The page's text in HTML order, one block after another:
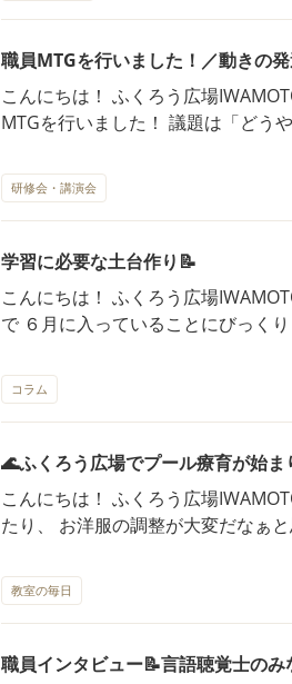
っすら見えてますが……） 制作途中が楽しめるのは６月中だけ！ ぜひ教室
へいらした際は見ていってくだ
て今日のコラムは「学習の土台作
ついて触れようと思います。 そもそも「原始反射」とはなんでしょうか。
試しにネット辞書で「原始反射」
ている反射。刺激に対して赤ちゃ
こす動きをいいます。モロー反射
す。】-妊娠・子育て用語辞典 とあります 原始反射は辞書に掲
伴って消失していきますが 現代で
しまっている、 そんなお子さんが多く
原始反射を消失（統合するとも言い
券」🎫です！ 回数券を使い切る＝原始反射が統合した、ということになり
ます。 原始反射が残存してしまっているお子さんは まだこの回数券を使
いきれていません。 そのため、回数券を使わせてあげるような 遊びをし
てあげることが重要になります！ 例えば、原始反射の中に「把握反射」と
いうものがあります。 これは手の
手が閉じる反射のことです。 この反射が残っているお子さんは、 筆圧が
極端に強い、または弱いなど 字を書く
て何かを作ったり、 手のひらに絵
とも可能です！ 館野教室では、芸術に詳しいかいた先生発案の 楽しいア
職員MTGを行いました！／動きの
こんにちは！ ふくろう広場IWAMOTOの大場です！
MTGを行いました！ 議題は「どう
らしさ、館野教室の良さを みなさ
🧐 それについて改めて認識を深めました✨ 館野教室OPENまで１ヶ月を切
り 職員にとってもいろいろなこと
😊 ──────────────────── さて
ていただいた 「動きの発達」のその詳細になり
っておくと、 ・「動きの発達」に
的に進む ・それによって、より複
側」のうち 「脊椎」についてお話しします！ ◼︎「脊椎
「脊椎運動」とは「背中や腰を意識した
「背中・腰」が入っていない方がいらっしゃ
や腰が入る」とはどういったことを言うのでし
乗る動作を考えてみましょう。 ハ
う手順を踏むことで ゆったりとし
意識中に「背中・腰」がない方は
ろうとしたり、頭から乗ろうとし
なっかしいのだとか🧐 また背中を使う運動が苦手なため、例えば バラン
研修会・講演会
学習に必要な土台作り📝
こんにちは！ ふくろう広場IWAMOTOの大場です！
で ６月に入っていることにびっくりしています😳 館
月を切りましたね！ みなさんと一
待ちにしております☺️
テーマは「学習に必要な土台」です！ 今回のブログのトップに飾られて
るイラスト、 右手にお箸を持って
ぐに座っている子どものイラストですね💭 このイラストに書
態を保つこと。 これが「学習に必
しています✨ 詳しく説明させていただきます！ まず、このイラストの状
態を保つということには 次の３つの
体の中心を把握している ②身体の
動きが統合している 人間の脳は左右それぞれが反対にある身体を制御して
います。 左半身を右脳が、右半身
きちんと機能している ②左右の脳が
コラム
🌊ふくろう広場でプール療育が始ま
こんにちは！ ふくろう広場IWAMOTOの大場です！
たり、 お洋服の調整が大変だなぁと思っています
曜日に 全教室合同でプール療育を始めました！ プール
のため オンシーズン以降も続けていく予定です！ さ
とがどういう療育につながるのか
と思います！
教室の毎日
職員インタビュー📝言語聴覚士の